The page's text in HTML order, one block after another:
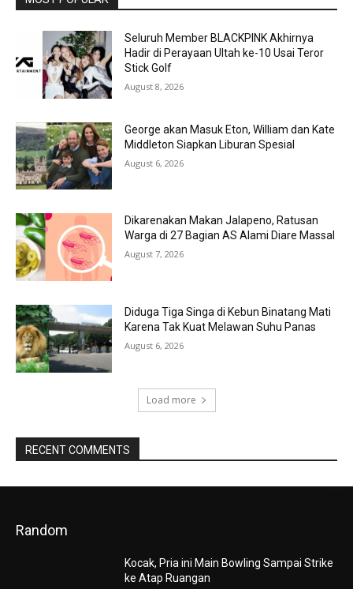
Seluruh Member BLACKPINK Akhirnya
Hadir di Perayaan Ultah ke-10 Usai Teror
Stick Golf
August 8, 2026
George akan Masuk Eton, William dan Kate
Middleton Siapkan Liburan Spesial
August 6, 2026
Dikarenakan Makan Jalapeno, Ratusan
Warga di 27 Bagian AS Alami Diare Massal
August 7, 2026
Diduga Tiga Singa di Kebun Binatang Mati
Karena Tak Kuat Melawan Suhu Panas
August 6, 2026
Load more
RECENT COMMENTS
Random
Kocak, Pria ini Main Bowling Sampai Strike
ke Atap Ruangan